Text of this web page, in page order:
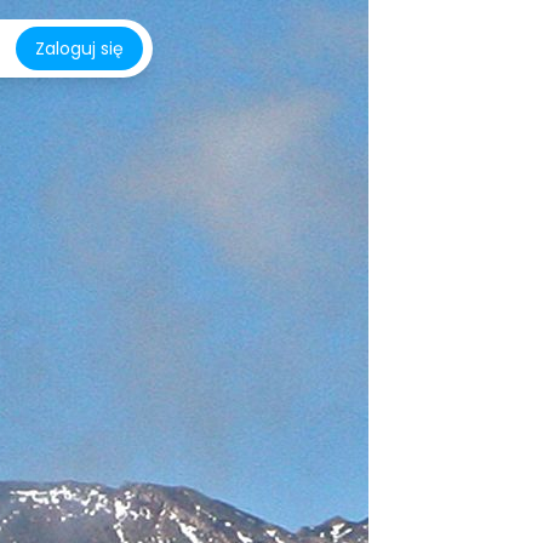
Zaloguj się